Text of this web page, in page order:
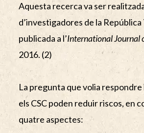
Aquesta recerca va ser
d’investigadores de la República
publicada a l’International Journal
2016. (2)
La pregunta que volia respondre
els CSC poden reduir riscos, en
quatre aspectes: